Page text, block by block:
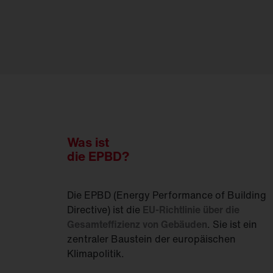
Was ist
die EPBD?
Die EPBD (Energy Performance of Building
Directive) ist die EU-Richtlinie über die
Gesamteffizienz von Gebäuden. Sie ist ein
zentraler Baustein der europäischen
Klimapolitik.